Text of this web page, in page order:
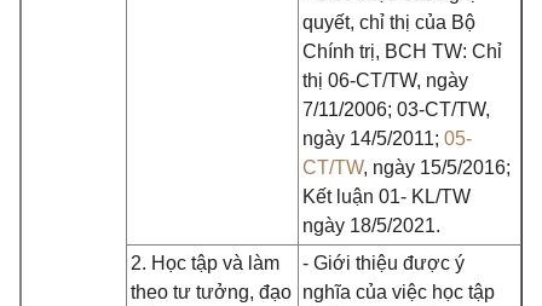
quyết, chỉ thị của Bộ
Chính trị, BCH TW: Chỉ
thị 06-CT/TW, ngày
7/11/2006; 03-CT/TW,
ngày 14/5/2011; 05-
CT/TW, ngày 15/5/2016;
Kết luận 01- KL/TW
ngày 18/5/2021.
2. Học tập và làm
theo tư tưởng, đạo
- Giới thiệu được ý
nghĩa của việc học tập